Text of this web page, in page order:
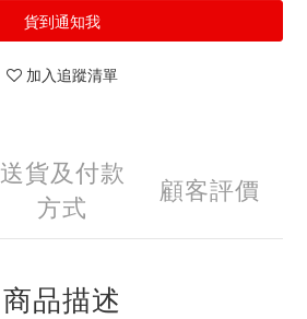
貨到通知我
加入追蹤清單
送貨及付款
方式
顧客評價
商品描述